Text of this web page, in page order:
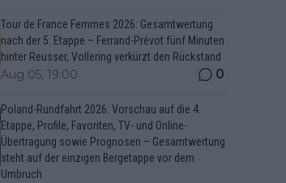
Tour de France Femmes 2026: Gesamtwertung
nach der 5. Etappe – Ferrand-Prévot fünf Minuten
hinter Reusser, Vollering verkürzt den Rückstand
Aug 05, 19:00 0
Poland-Rundfahrt 2026: Vorschau auf die 4.
Etappe, Profile, Favoriten, TV- und Online-
Übertragung sowie Prognosen – Gesamtwertung
steht auf der einzigen Bergetappe vor dem
Umbruch